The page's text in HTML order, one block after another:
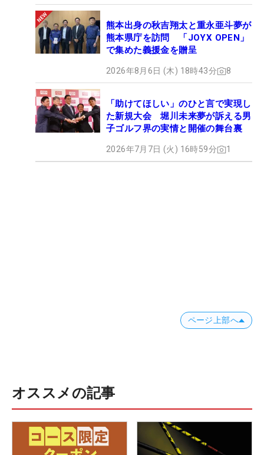
熊本出身の秋吉翔太と重永亜斗夢が
熊本県庁を訪問 「JOYX OPEN」
で集めた義援金を贈呈
2026年8月6日 (木) 18時43分 8
「助けてほしい」のひと言で実現し
た新規大会 堀川未来夢が訴える男
子ゴルフ界の実情と開催の舞台裏
2026年7月7日 (火) 16時59分 1
ページ上部へ
オススメの記事